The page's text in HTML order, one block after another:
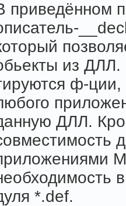
приведённом
из ДЛЛ.
ф-
ДЛЛ.
*.def.